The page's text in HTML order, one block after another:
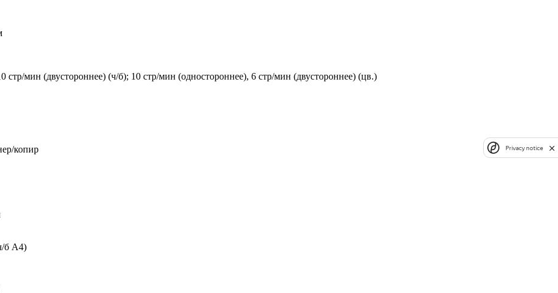
стр/мин (двустороннее) (ч/б); 10 стр/мин (одностороннее), 6 стр/мин (двустороннее) (цв.)
копир
б А4)
Privacy notice